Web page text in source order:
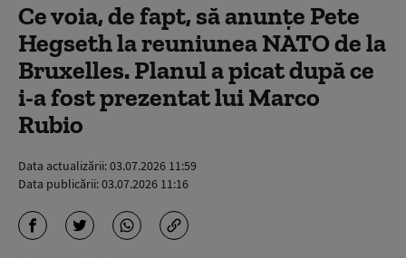
Ce voia, de fapt, să anunțe Pete
Hegseth la reuniunea NATO de la
Bruxelles. Planul a picat după ce
i-a fost prezentat lui Marco
Rubio
Data actualizării:03.07.2026 11:59
Data publicării:03.07.2026 11:16